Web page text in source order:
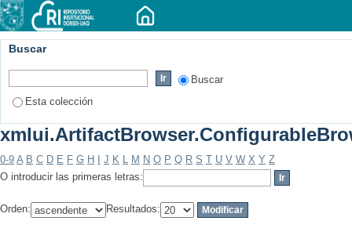
Buscar
Buscar
Esta colección
0-9 A B C D E F G H J K L M N O P Q R S T U V W X Y Z
O introducir las primeras letras:
Orden: Resultados: